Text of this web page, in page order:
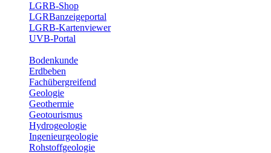
LGRB-Shop
LGRBanzeigeportal
LGRB-Kartenviewer
UVB-Portal
Bodenkunde
Erdbeben
Fachübergreifend
Geologie
Geothermie
Geotourismus
Hydrogeologie
Ingenieurgeologie
Rohstoffgeologie